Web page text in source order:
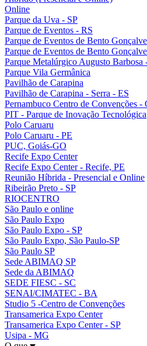
Online
Parque da Uva - SP
Parque de Eventos - RS
Parque de Eventos de Bento
Parque de Eventos de Bento
Parque Metalúrgico Augusto Barbosa
Parque Vila Germânica
Pavilhão de Carapina
Pavilhão de Carapina - Serra - ES
Pernambuco Centro de Convenções -
PIT - Parque de Inovação Tecnológica
Polo Caruaru
Polo Caruaru - PE
PUC, Goiás-GO
Recife Expo Center
Recife Expo Center - Recife, PE
Reunião Híbrida - Presencial e Online
Ribeirão Preto - SP
RIOCENTRO
São Paulo e online
São Paulo Expo
São Paulo Expo - SP
São Paulo Expo, São Paulo-SP
São Paulo SP
Sede ABIMAQ SP
Sede da ABIMAQ
SEDE FIESC - SC
SENAI/CIMATEC - BA
Studio 5 -Centro de Convenções
Transamerica Expo Center
Transamerica Expo Center - SP
Usipa - MG